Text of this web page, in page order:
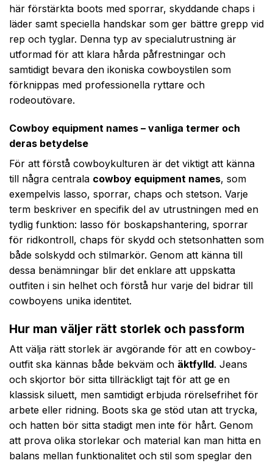
här förstärkta boots med sporrar, skyddande chaps i
läder samt speciella handskar som ger bättre grepp vid
rep och tyglar. Denna typ av specialutrustning är
utformad för att klara hårda påfrestningar och
samtidigt bevara den ikoniska cowboystilen som
förknippas med professionella ryttare och
rodeoutövare.
Cowboy equipment names – vanliga termer och
deras betydelse
För att förstå cowboykulturen är det viktigt att känna
till några centrala cowboy equipment names, som
exempelvis lasso, sporrar, chaps och stetson. Varje
term beskriver en specifik del av utrustningen med en
tydlig funktion: lasso för boskapshantering, sporrar
för ridkontroll, chaps för skydd och stetsonhatten som
både solskydd och stilmarkör. Genom att känna till
dessa benämningar blir det enklare att uppskatta
outfiten i sin helhet och förstå hur varje del bidrar till
cowboyens unika identitet.
Hur man väljer rätt storlek och passform
Att välja rätt storlek är avgörande för att en cowboy­
outfit ska kännas både bekväm och äktfylld. Jeans
och skjortor bör sitta tillräckligt tajt för att ge en
klassisk siluett, men samtidigt erbjuda rörelsefrihet för
arbete eller ridning. Boots ska ge stöd utan att trycka,
och hatten bör sitta stadigt men inte för hårt. Genom
att prova olika storlekar och material kan man hitta en
balans mellan funktionalitet och stil som speglar den